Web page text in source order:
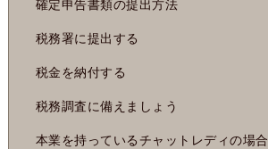
確定申告書類の提出方法
税務署に提出する
税金を納付する
税務調査に備えましょう
本業を持っているチャットレディの場合